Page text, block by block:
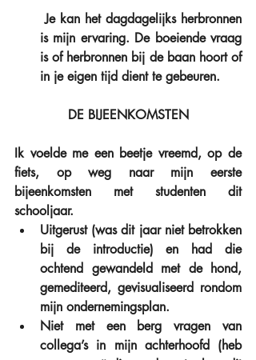
Je kan het dagdagelijks herbronnen
is mijn ervaring. De boeiende vraag
is of herbronnen bij de baan hoort of
in je eigen tijd dient te gebeuren.
DE BIJEENKOMSTEN
Ik voelde me een beetje vreemd, op de
fiets, op weg naar mijn eerste
bijeenkomsten met studenten dit
schooljaar.
Uitgerust (was dit jaar niet betrokken
bij de introductie) en had die
ochtend gewandeld met de hond,
gemediteerd, gevisualiseerd rondom
mijn ondernemingsplan.
Niet met een berg vragen van
collega’s in mijn achterhoofd (heb